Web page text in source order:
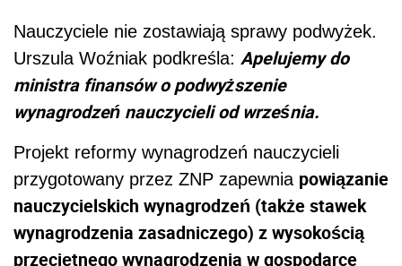
Nauczyciele nie zostawiają sprawy podwyżek.
Urszula Woźniak podkreśla: Apelujemy do
ministra finansów o podwyższenie
wynagrodzeń nauczycieli od września.
Projekt reformy wynagrodzeń nauczycieli
przygotowany przez ZNP zapewnia powiązanie
nauczycielskich wynagrodzeń (także stawek
wynagrodzenia zasadniczego) z wysokością
przeciętnego wynagrodzenia w gospodarce